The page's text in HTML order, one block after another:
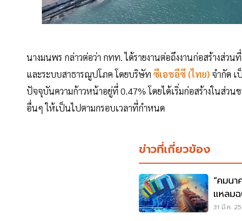
นางมนพร กล่าวต่อว่า กทท. ได้รายงานต่อถึงงานก่อสร้างส่ว
และระบบสาธารณูปโภค โดยบริษัท ซีเอชอีซี (ไทย) จำกัด เ
ปัจจุบันความก้าวหน้าอยู่ที่ 0.47% โดยได้เริ่มก่อสร้างในส่วน
อื่นๆ ให้เป็นไปตามกรอบเวลาที่กำหนด
ข่าวที่เกี่ยวข้อง
“คมนา
แหลม
31 มี.ค.